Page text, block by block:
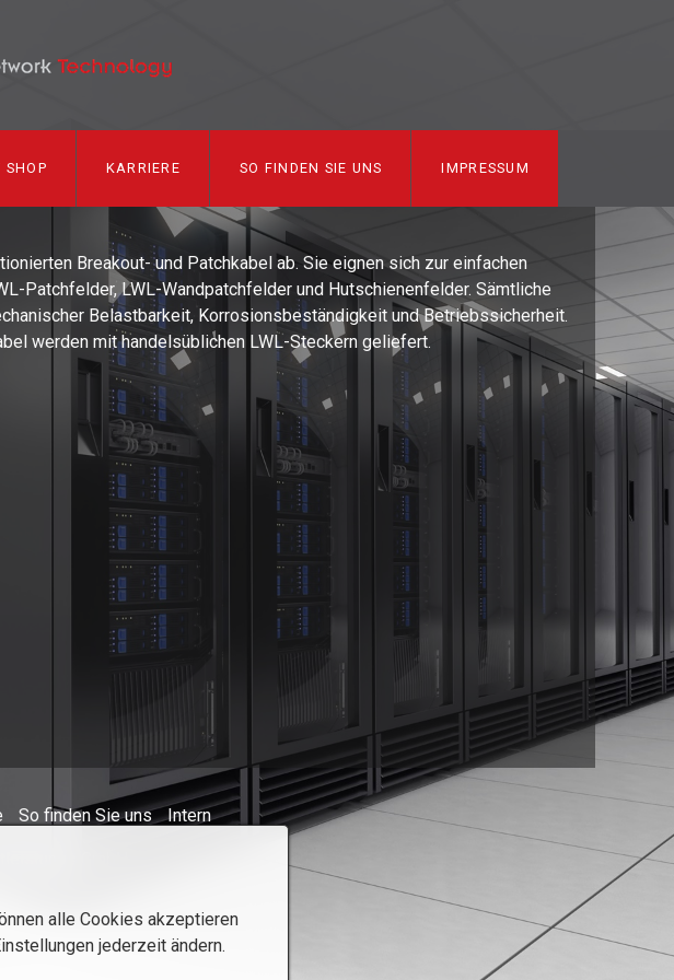
SHOP KARRIERE SO FINDEN SIE UNS IMPRESSUM
Breakout- und Patchkabel ab. Sie eignen sich zur einfachen
Patchfelder, LWL-Wandpatchfelder und Hutschienenfelder. Sämtliche
Belastbarkeit, Korrosionsbeständigkeit und Betriebssicherheit.
werden mit handelsüblichen LWL-Steckern geliefert.
So finden Sie uns Intern
GmbH
alle Cookies akzeptieren
jederzeit ändern.